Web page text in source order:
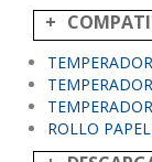
ROLLO